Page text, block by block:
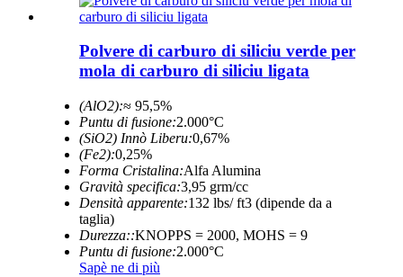
Polvere di carburo di siliciu verde per
mola di carburo di siliciu ligata
(AlO2):≈ 95,5%
Puntu di fusione:2.000°C
(SiO2) Innò Liberu:0,67%
(Fe2):0,25%
Forma Cristalina:Alfa Alumina
Gravità specifica:3,95 grm/cc
Densità apparente:132 lbs/ ft3 (dipende da a
taglia)
Durezza::KNOPPS = 2000, MOHS = 9
Puntu di fusione:2.000°C
Sapè ne di più